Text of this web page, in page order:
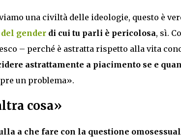
una civiltà delle ideologie, questo è
genderdi cui tu parli è pericolosa, sì.
– perché è astratta rispetto alla vita
astrattamente a piacimento se e
un problema».
cosa»
a che fare con la questione